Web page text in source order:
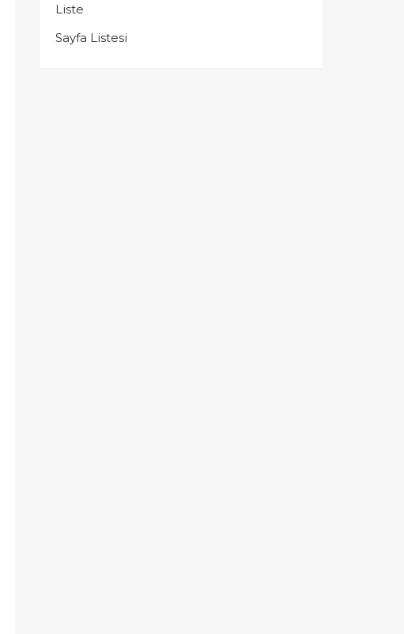
Liste
Sayfa Listesi